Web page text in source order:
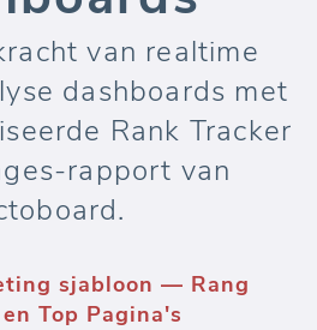
van realtime
dashboards met
Rank Tracker
rapport van
sjabloon — Rang
Top Pagina's